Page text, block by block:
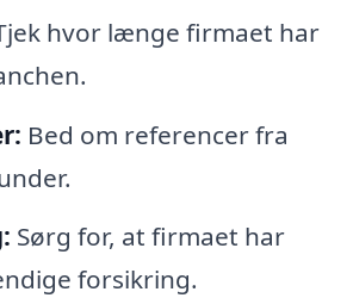
hvor længe firmaet har
Bed om referencer fra
Sørg for, at firmaet har
forsikring.